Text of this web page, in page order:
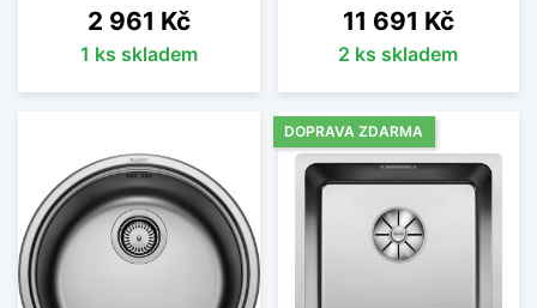
Cena
2 961 Kč
1 ks skladem
Cena
11 691 Kč
2 ks skladem
DOPRAVA ZDARMA